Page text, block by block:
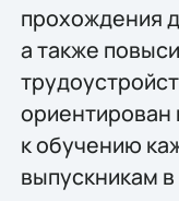
прохождения
а также
ориентирован
к обучению
выпускникам